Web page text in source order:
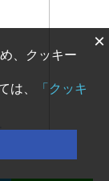
されていま
では、Anim
開された記
目は随時更新
ートまで、
でチェック
メジャパ
ン２日目の
す。製作決
×
、クッキー
は、
「クッキ